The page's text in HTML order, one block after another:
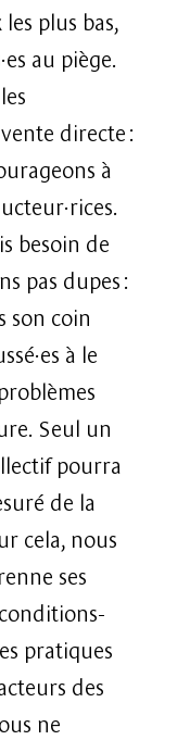
plus bas,
au piège.
directe :
à
besoin de
pas dupes :
son coin
à le
Seul un
pourra
de la
cela, nous
ses
pratiques
des
ne